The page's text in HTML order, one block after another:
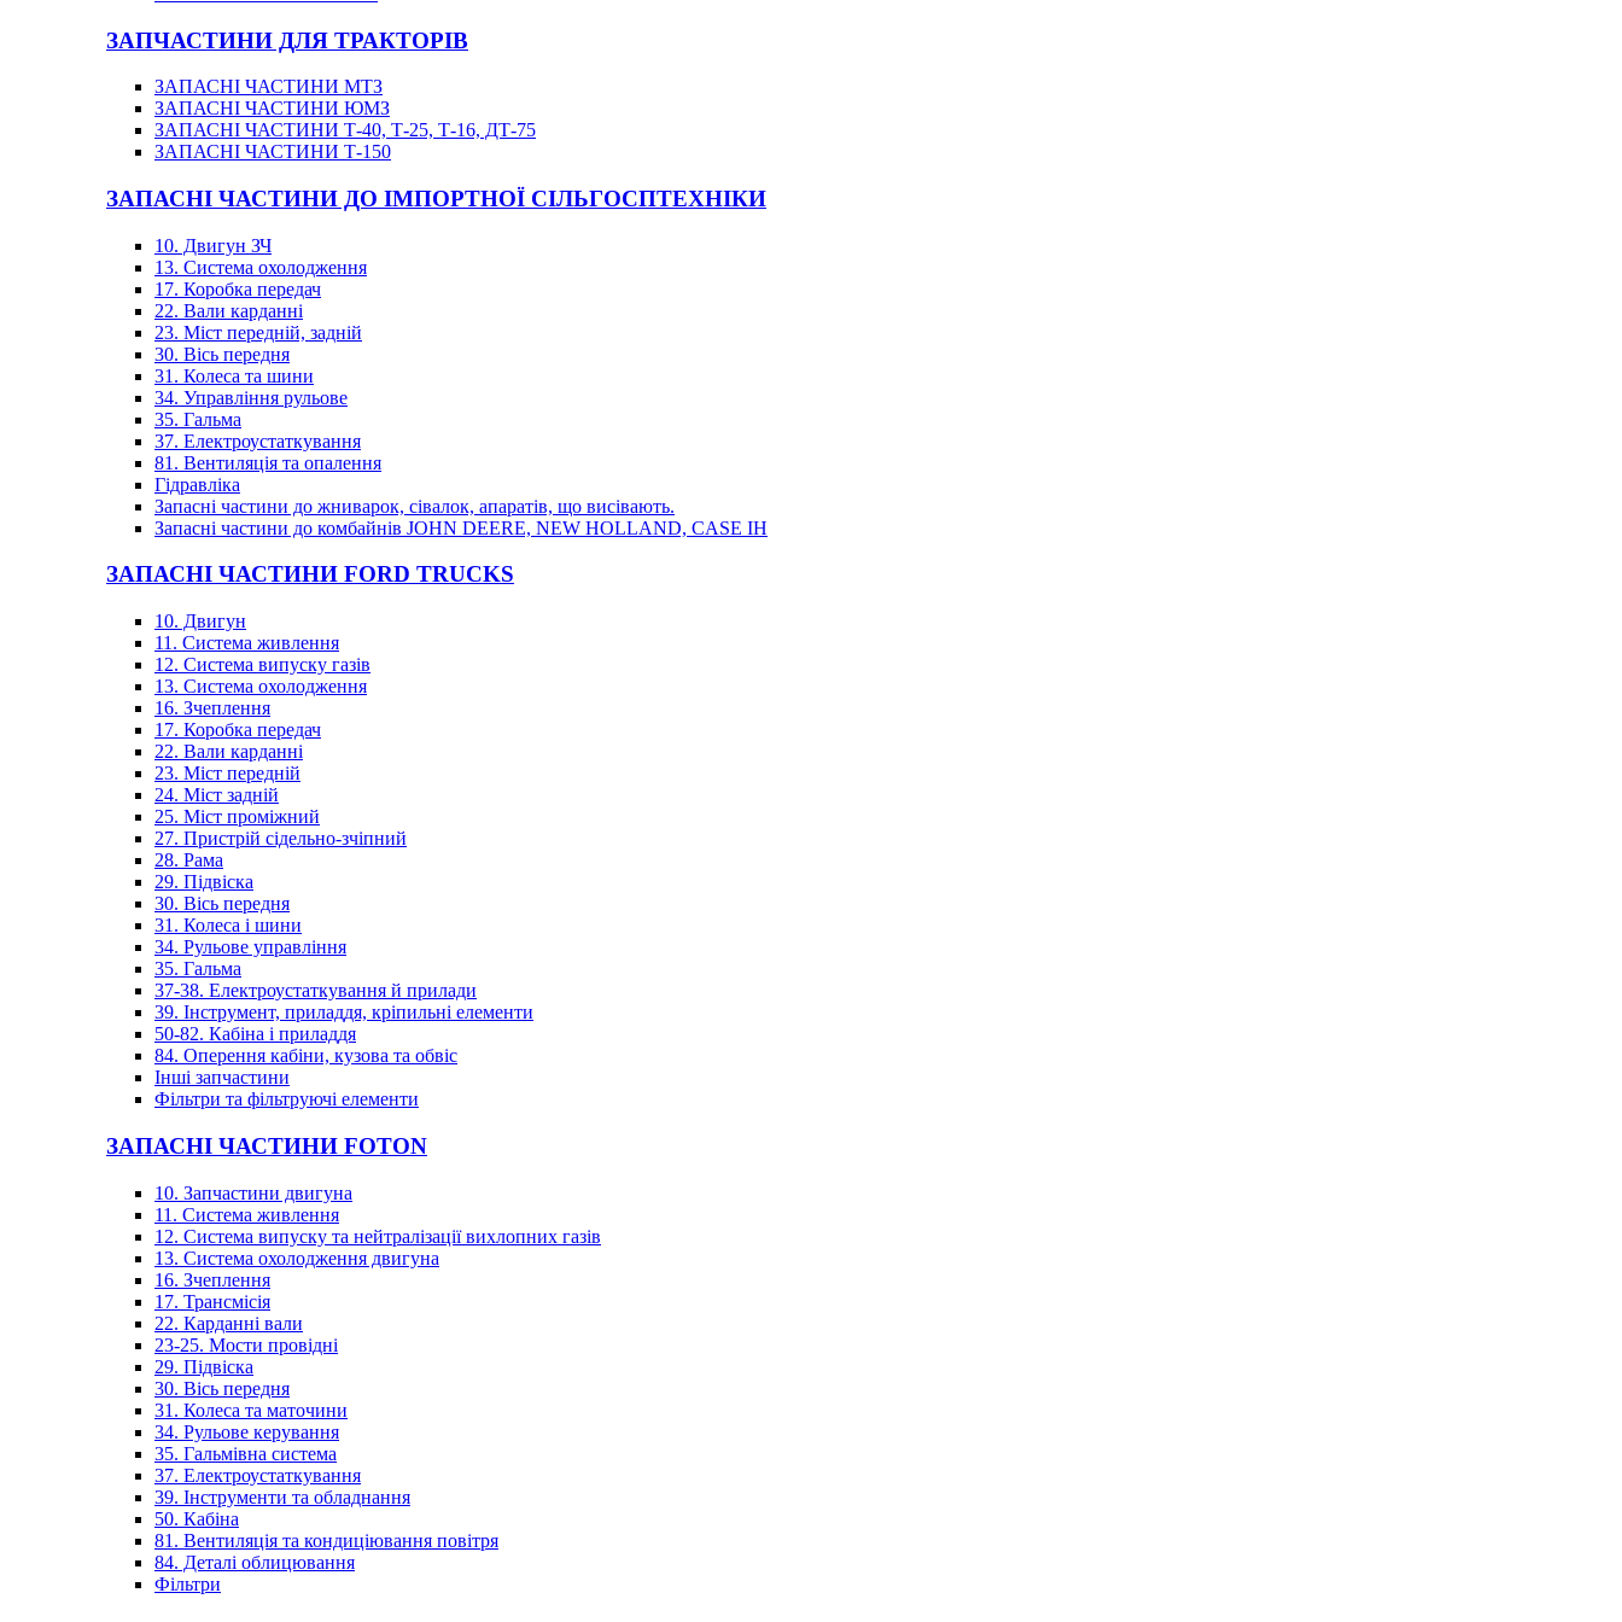
ЗАПЧАСТИНИ ДЛЯ ТРАКТОРІВ
ЗАПАСНІ ЧАСТИНИ МТЗ
ЗАПАСНІ ЧАСТИНИ ЮМЗ
ЗАПАСНІ ЧАСТИНИ Т-40, Т-25, Т-16, ДТ-75
ЗАПАСНІ ЧАСТИНИ Т-150
ЗАПАСНІ ЧАСТИНИ ДО ІМПОРТНОЇ СІЛЬГОСПТЕХНІКИ
10. Двигун ЗЧ
13. Система охолодження
17. Коробка передач
22. Вали карданні
23. Міст передній, задній
30. Вісь передня
31. Колеса та шини
34. Управління рульове
35. Гальма
37. Електроустаткування
81. Вентиляція та опалення
Гідравліка
Запасні частини до жниварок, сівалок, апаратів, що висівають.
Запасні частини до комбайнів JOHN DEERE, NEW HOLLAND, CASE IH
ЗАПАСНІ ЧАСТИНИ FORD TRUCKS
10. Двигун
11. Система живлення
12. Система випуску газів
13. Система охолодження
16. Зчеплення
17. Коробка передач
22. Вали карданні
23. Міст передній
24. Міст задній
25. Міст проміжний
27. Пристрій сідельно-зчіпний
28. Рама
29. Підвіска
30. Вісь передня
31. Колеса і шини
34. Рульове управління
35. Гальма
37-38. Електроустаткування й прилади
39. Інструмент, приладдя, кріпильні елементи
50-82. Кабіна і приладдя
84. Оперення кабіни, кузова та обвіс
Інші запчастини
Фільтри та фільтруючі елементи
ЗАПАСНІ ЧАСТИНИ FOTON
10. Запчастини двигуна
11. Система живлення
12. Система випуску та нейтралізації вихлопних газів
13. Система охолодження двигуна
16. Зчеплення
17. Трансмісія
22. Карданні вали
23-25. Мости провідні
29. Підвіска
30. Вісь передня
31. Колеса та маточини
34. Рульове керування
35. Гальмівна система
37. Електроустаткування
39. Інструменти та обладнання
50. Кабіна
81. Вентиляція та кондиціювання повітря
84. Деталі облицювання
Фільтри